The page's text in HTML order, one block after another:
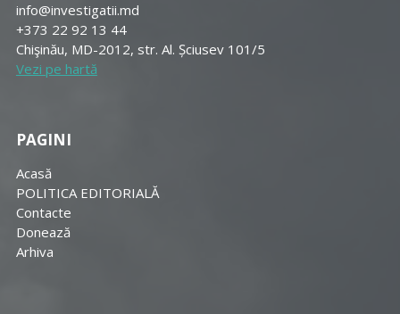
info@investigatii.md
+373 22 92 13 44
Chişinău, MD-2012, str. Al. Șciusev 101/5
Vezi pe hartă
PAGINI
Acasă
POLITICA EDITORIALĂ
Contacte
Donează
Arhiva